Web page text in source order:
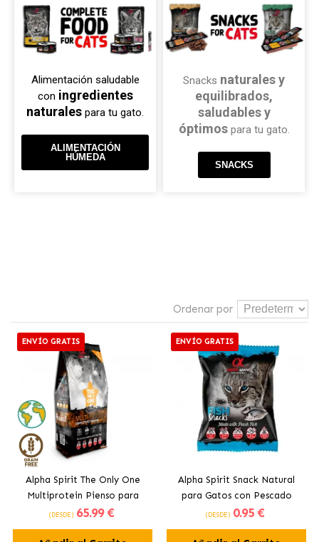
Alimentación saludable
con ingredientes
naturales para tu gato.
ALIMENTACIÓN
HÚMEDA
Snacks naturales y
equilibrados,
saludables y
óptimos para tu gato.
SNACKS
Ordenar por
ENVÍO GRATIS
Alpha Spirit The Only One
Multiprotein Pienso para
Perros
(DESDE) 65.99 €
ENVÍO GRATIS
Alpha Spirit Snack Natural
para Gatos con Pescado
(DESDE) 0.95 €